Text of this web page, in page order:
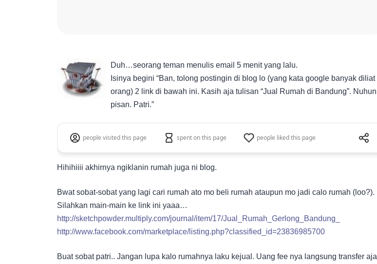
Duh…seorang teman menulis email 5 menit yang lalu.
Isinya begini “Ban, tolong postingin di blog lo (yang kata google banyak diliat
orang) 2 link di bawah ini. Kasih aja tulisan “Jual Rumah di Bandung”. Nuhun
pisan. Patri.”
people visited this page spent on this page people liked this page
Hihihiiii akhirnya ngiklanin rumah juga ni blog.
Bwat sobat-sobat yang lagi cari rumah ato mo beli rumah ataupun mo jadi calo rumah (loo?).
Silahkan main-main ke link ini yaaa…
http://sketchpowder.multiply.com/journal/item/17/Jual_Rumah_Gerlong_Bandung_
http://www.facebook.com/marketplace/listing.php?classified_id=23836985700
Buat sobat patri.. Jangan lupa kalo rumahnya laku kejual. Uang fee nya langsung transfer aja